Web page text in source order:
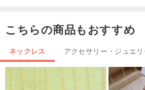
す。小さくても存在感があり、オフィスか
ら45歳まで幅広い年齢層の方におすすめで
こちらの商品もおすすめ
ネックレス アクセサリー・ジュエ